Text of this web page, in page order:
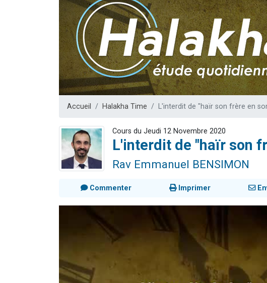
4 personnes viennent de
3 personnes viennent de
3 personnes viennent
Accueil Halakha Time L'interdit de "haïr son frère en
Cours du Jeudi 12 Novembre 2020
L'interdit de "haïr son
Rav Emmanuel BENSIMON
Commenter Imprimer